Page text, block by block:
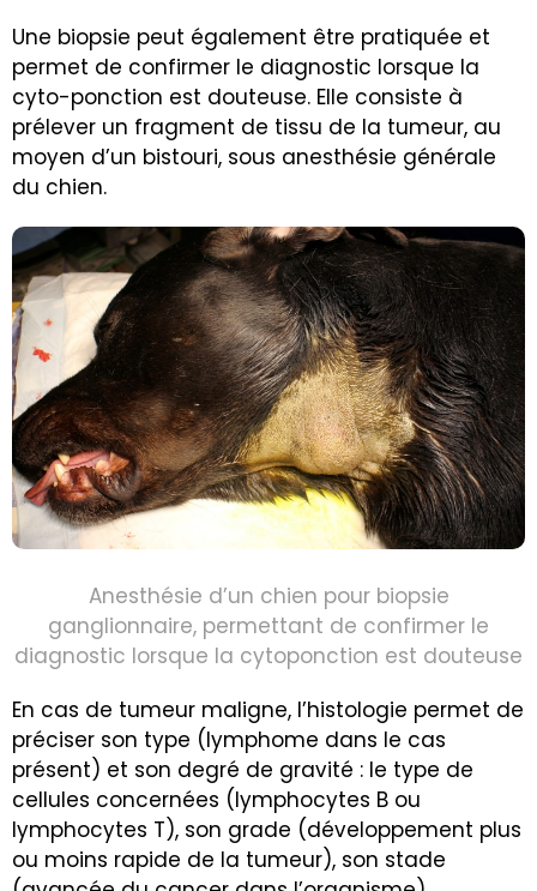
Une biopsie peut également être pratiquée et
permet de confirmer le diagnostic lorsque la
cyto-ponction est douteuse. Elle consiste à
prélever un fragment de tissu de la tumeur, au
moyen d’un bistouri, sous anesthésie générale
du chien.
Anesthésie d’un chien pour biopsie
ganglionnaire, permettant de confirmer le
diagnostic lorsque la cytoponction est douteuse
En cas de tumeur maligne, l’histologie permet de
préciser son type (lymphome dans le cas
présent) et son degré de gravité : le type de
cellules concernées (lymphocytes B ou
lymphocytes T), son grade (développement plus
ou moins rapide de la tumeur), son stade